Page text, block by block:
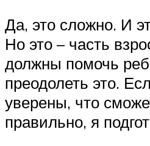
Да, это сложно. И
Но это – часть
должны помочь
преодолеть это.
уверены, что
правильно, я